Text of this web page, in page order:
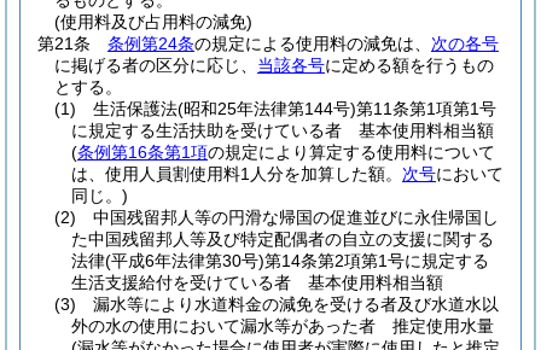
(使用料及び占用料の減免)
第21条
条例第24条の規定による使用料の減免は、 次の各号
に掲げる者の区分に応じ、 当該各号に定める額を行うもの
とする。
(1)
生活保護法(昭和25年法律第144号)第11条第1項第1号
に規定する生活扶助を受けている者 基本使用料相当額
(条例第16条第1項の規定により算定する使用料について
は、使用人員割使用料1人分を加算した額。 次号において
同じ。)
(2)
中国残留邦人等の円滑な帰国の促進並びに永住帰国し
た中国残留邦人等及び特定配偶者の自立の支援に関する
法律(平成6年法律第30号)第14条第2項第1号に規定する
生活支援給付を受けている者 基本使用料相当額
(3)
漏水等により水道料金の減免を受ける者及び水道水以
外の水の使用において漏水等があった者 推定使用水量